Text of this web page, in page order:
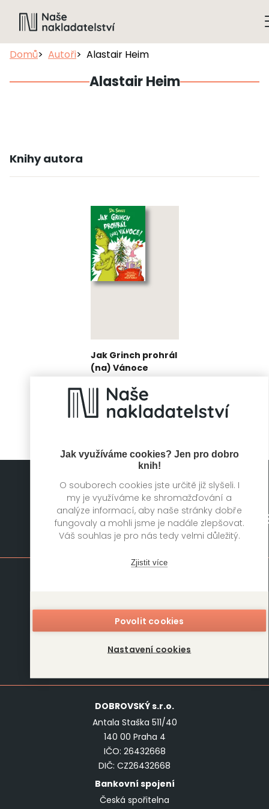
Jak využíváme cookies? Jen pro dobro
knih!
O souborech cookies jste určitě již slyšeli. I
my je využíváme ke shromažďování a
analýze informací, aby naše stránky dobře
fungovaly a mohli jsme je nadále zlepšovat.
Váš souhlas je pro nás tedy velmi důležitý.
Zjistit více
Povolit cookies
Nastavení cookies
Domů Autoři Alastair Heim
Alastair Heim
Knihy autora
Jak Grinch prohrál
(na) Vánoce
Alastair Heim
Mapa stránek
Kariéra
DOBROVSKÝs.r.o.
Antala Staška 511/40
140 00 Praha 4
IČO: 26432668
DIČ: CZ26432668
Bankovní spojení
Česká spořitelna